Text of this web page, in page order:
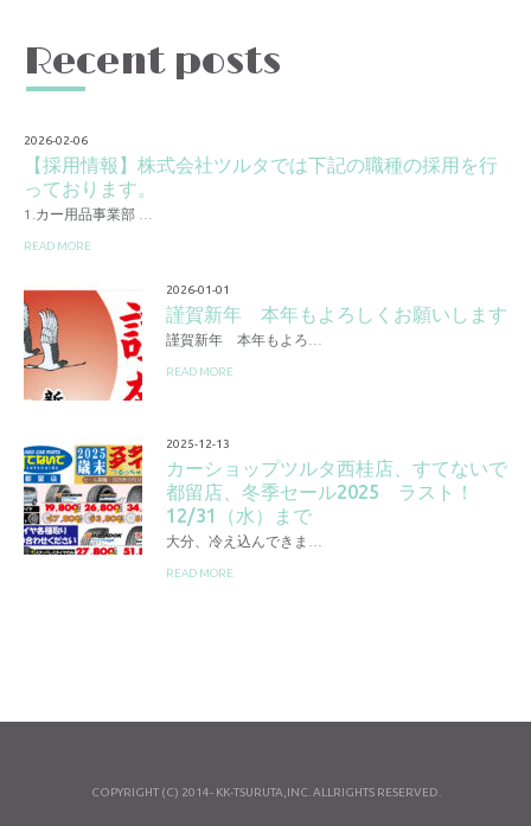
Recent posts
2026-02-06
【採用情報】株式会社ツルタでは下記の職種の採用を行
っております。
1.カー用品事業部 …
READ MORE
2026-01-01
謹賀新年 本年もよろしくお願いします
謹賀新年 本年もよろ…
READ MORE
2025-12-13
カーショップツルタ西桂店、すてないで
都留店、冬季セール2025 ラスト！
12/31（水）まで
大分、冷え込んできま…
READ MORE
COPYRIGHT (C) 2014- KK-TSURUTA,INC. ALLRIGHTS RESERVED.